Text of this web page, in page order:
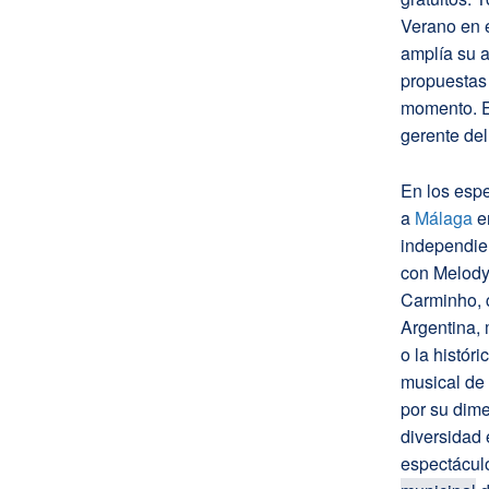
Verano en
amplía su
momento.
gerente
En los
a Málaga
con
Carminho,
Argentina,
o la
musical
por su
diversidad